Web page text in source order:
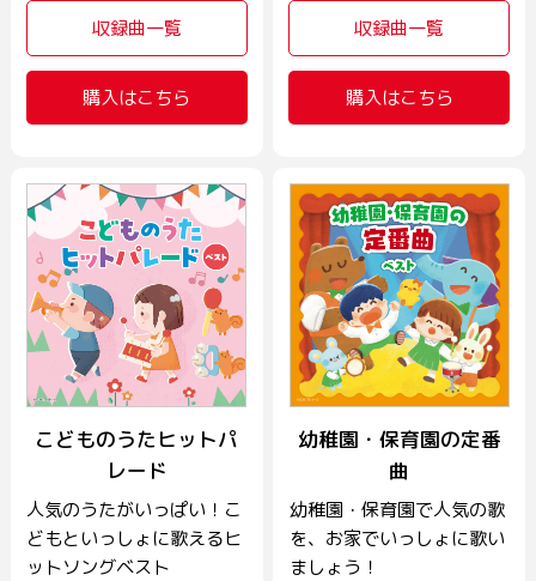
収録曲一覧
購入はこちら
収録曲一覧
購入はこちら
こどものうたヒットパ
レード
人気のうたがいっぱい！こ
どもといっしょに歌えるヒ
ットソングベスト
幼稚園・保育園の定番
曲
幼稚園・保育園で人気の歌
を、お家でいっしょに歌い
ましょう！